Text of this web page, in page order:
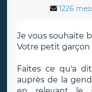
1226
Je vous souhaite
Votre petit garçon
Faites ce qu'a
auprès de la